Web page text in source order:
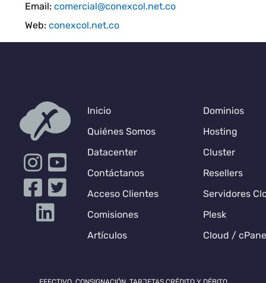
Email: comercial@conexcol.net.co
Web: conexcol.net.co
Inicio
Quiénes Somos
Datacenter
Contáctanos
Acceso Clientes
Comisiones
Artículos
Dominios
Hosting
Cluster
Resellers
Servidores
Plesk
Cloud /